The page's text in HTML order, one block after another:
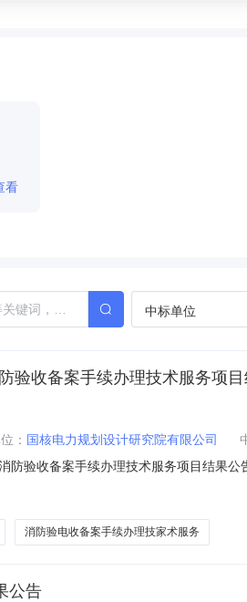
看
中标单位
验收备案手续办理技术服务项
： 国核电力规划设计研究院有限公司
防验收备案手续办理技术服务项目结果
消防验电收备案手续办理技家术服务
公告